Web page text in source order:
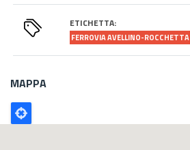
ETICHETTA:
FERROVIA AVELLINO-ROCCHETTA
MAPPA
Poligono
GEO